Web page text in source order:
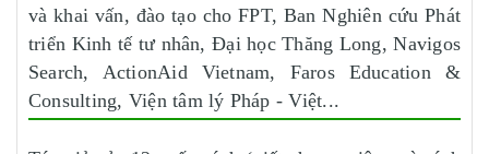
và khai vấn, đào tạo cho FPT, Ban Nghiên cứu Phát
triển Kinh tế tư nhân, Đại học Thăng Long, Navigos
Search, ActionAid Vietnam, Faros Education &
Consulting, Viện tâm lý Pháp - Việt...